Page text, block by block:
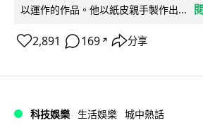
以運作的作品。他以紙皮親手製作出...
2,891 169 ↗ 分享
科技娛樂 生活娛樂 城中熱話